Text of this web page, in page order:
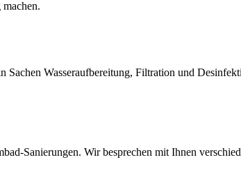
Wasseraufbereitung, Filtration und
Sanierungen. Wir besprechen mit Ihnen